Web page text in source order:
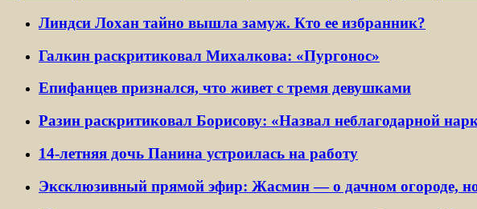
Линдси Лохан тайно вышла замуж. Кто ее избранник?
Галкин раскритиковал Михалкова: «Пургонос»
Епифанцев признался, что живет с тремя девушками
Разин раскритиковал Борисову: «Назвал неблагодарной
14-летняя дочь Панина устроилась на работу
Эксклюзивный прямой эфир: Жасмин — о дачном огороде,